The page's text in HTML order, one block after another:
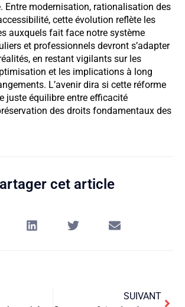
Entre modernisation, rationalisation des
cette évolution reflète les
auxquels fait face notre système
et professionnels devront s’adapter
en restant vigilants sur les
et les implications à long
L’avenir dira si cette réforme
juste équilibre entre efficacité
des droits fondamentaux des
cet article
SUIVANT